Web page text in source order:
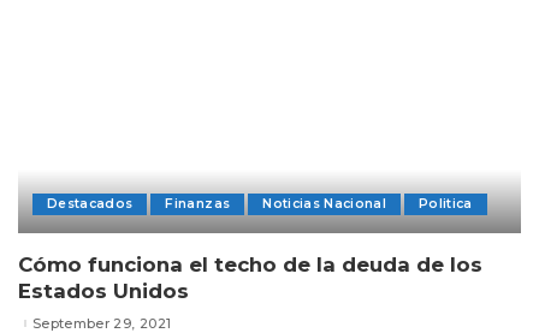
Destacados Finanzas Noticias Nacional Politica
Cómo funciona el techo de la deuda de los
Estados Unidos
September 29, 2021